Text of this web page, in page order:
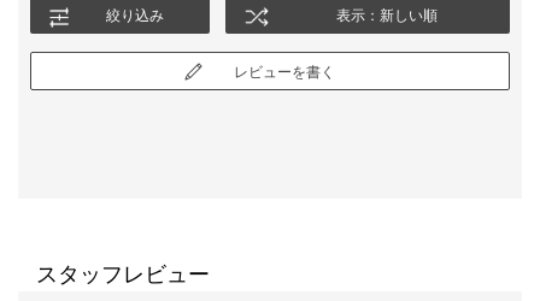
絞り込み 表示：新しい順
レビューを書く
スタッフレビュー